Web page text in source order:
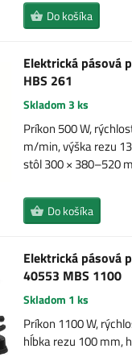
Do košíka
Elektrická pásová
HBS 261
Skladom 3 ks
Príkon 500 W,
m/min, výška rezu
stôl 300 × 380–520
Do košíka
Elektrická pásová
40553 MBS 1100
Skladom 1 ks
Príkon 1100 W,
hĺbka rezu 100 mm,